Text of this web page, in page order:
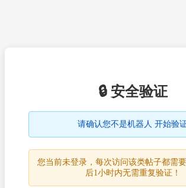
🔒 安全验证
请确认您不是机器人 开始验
您当前未登录，每次访问该类帖子都需
后1小时内无需重复验证！